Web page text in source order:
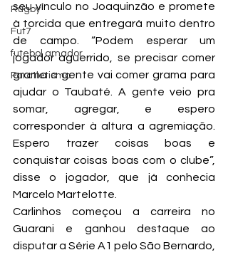
Rugby
Fut7
futebol amador
Paratletismo
seu vínculo no Joaquinzão e promete
à torcida que entregará muito dentro
de campo. “Podem esperar um
jogador aguerrido, se precisar comer
grama a gente vai comer grama para
ajudar o Taubaté. A gente veio pra
somar, agregar, e espero
corresponder à altura a agremiação.
Espero trazer coisas boas e
conquistar coisas boas com o clube”,
disse o jogador, que já conhecia
Marcelo Martelotte.
Carlinhos começou a carreira no
Guarani e ganhou destaque ao
disputar a Série A1 pelo São Bernardo,